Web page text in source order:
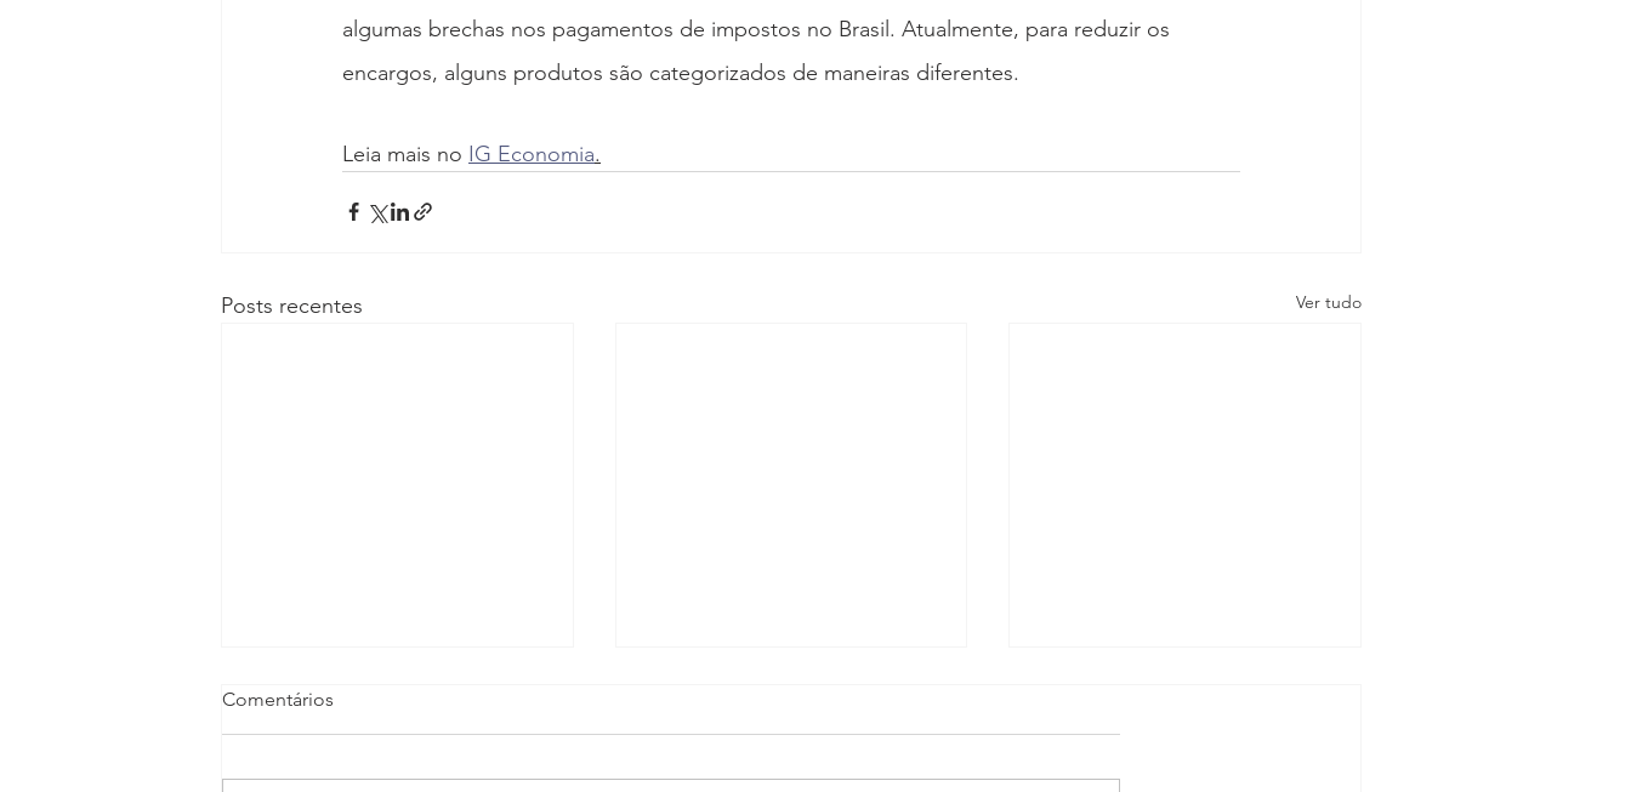
algumas brechas nos pagamentos de impostos no Brasil. Atualmente, para reduzir os
encargos, alguns produtos são categorizados de maneiras diferentes.
Leia mais no IG Economia.
Posts recentes Ver tudo
Comentários